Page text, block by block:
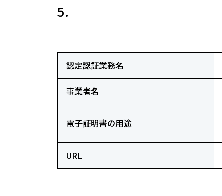
5.
認定認証業務名
事業者名
電子証明書の用途
URL